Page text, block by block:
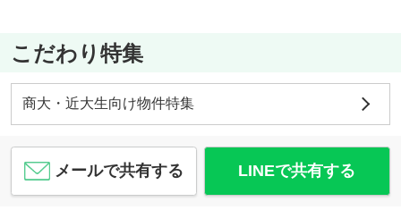
こだわり特集
商大・近大生向け物件特集
メールで共有する LINEで共有する